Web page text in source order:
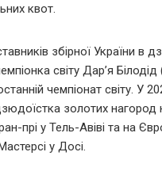
квот.
збірної України в
світу Дар’я
чемпіонат світу. У
золотих
прі у Тель-Авіві та на
у Досі.